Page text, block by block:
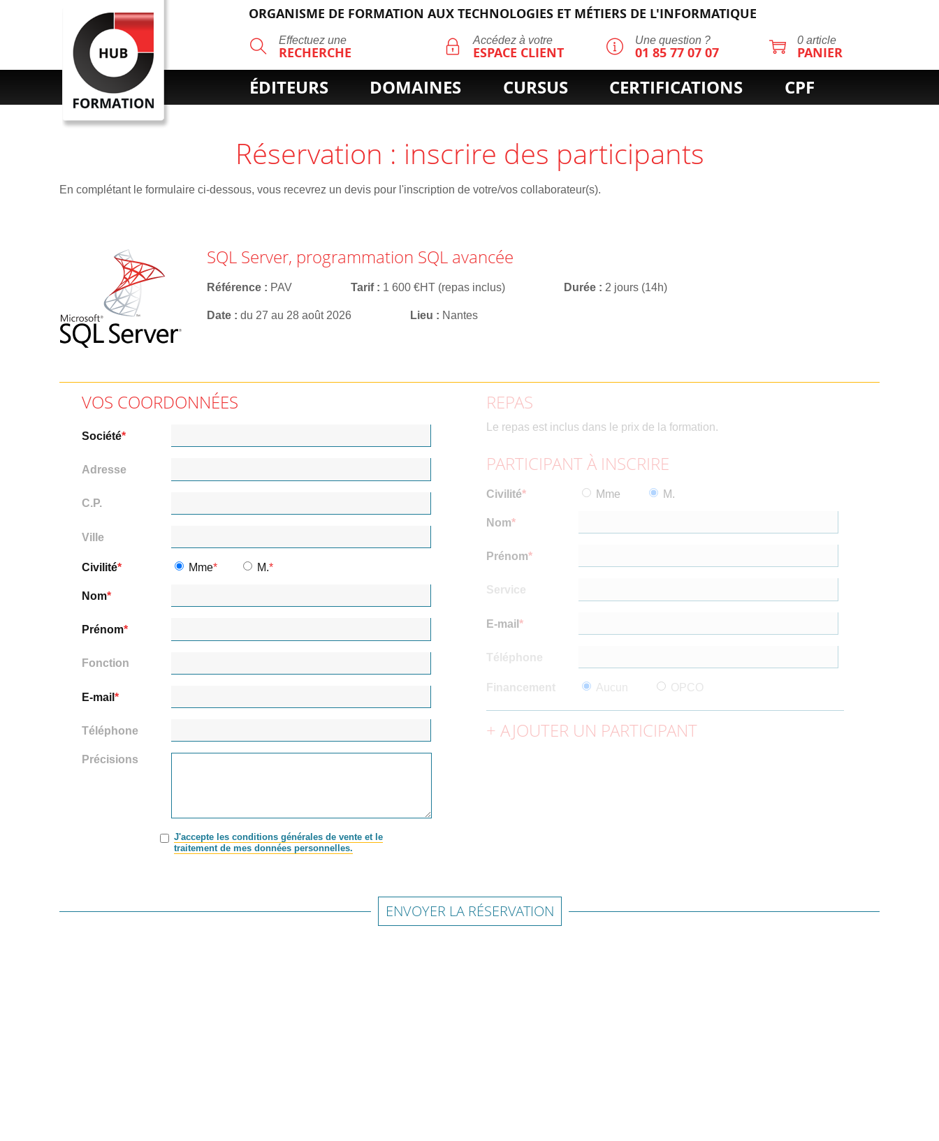
ORGANISME DE FORMATION AUX TECHNOLOGIES ET MÉTIERS DE L'INFORMATIQUE
Effectuez une
RECHERCHE
RECHERCHE Accédez à votre
ESPACE CLIENT
Une question ?
01 85 77 07 07
0 article
PANIER
ÉDITEURS DOMAINES CURSUS CERTIFICATIONS CPF
Réservation : inscrire des participants
En complétant le formulaire ci-dessous, vous recevrez un devis pour l'inscription de votre/vos collaborateur(s).
SQL Server, programmation SQL avancée
Référence PAV Tarif 1 600 €HT (repas inclus) Durée 2 jours (14h)
Date du 27 au 28 août 2026 Lieu Nantes
VOS COORDONNÉES
Société
Adresse
C.P.
Ville
Civilité Mme M.
Nom
Prénom
Fonction
E-mail
Téléphone
Précisions
J'accepte les conditions générales de vente et le
traitement de mes données personnelles.
REPAS
Le repas est inclus dans le prix de la formation.
PARTICIPANT À INSCRIRE
Civilité Mme M.
Nom
Prénom
Service
E-mail
Téléphone
Financement Aucun OPCO
AJOUTER UN PARTICIPANT
ENVOYER LA RÉSERVATION